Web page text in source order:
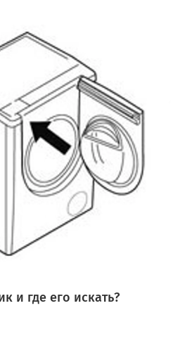
и где его искать?